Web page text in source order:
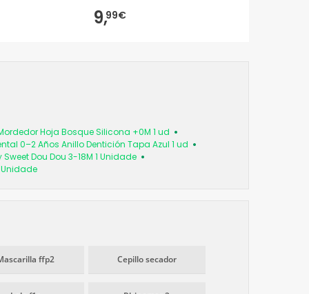
9,99€
Hoja Bosque Silicona +0M 1 ud
0–2 Años Anillo Dentición Tapa Azul 1 ud
Dou Dou 3-18M 1 Unidade
Unidade
ffp2 Cepillo secador